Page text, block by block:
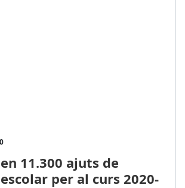
11.300 ajuts de
per al curs 2020-